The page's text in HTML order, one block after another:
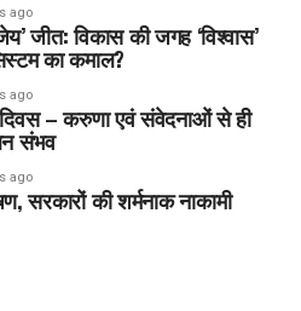
ago
जीत: विकास की जगह ‘विश्वास’
का कमाल?
ago
दिवस – करुणा एवं संवेदनाओं से ही
संभव
ago
सरकारों की शर्मनाक नाकामी